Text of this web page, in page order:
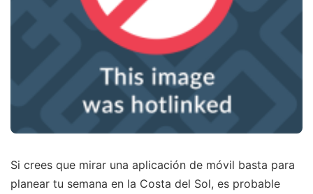
Si crees que mirar una aplicación de móvil basta para
planear tu semana en la Costa del Sol, es probable